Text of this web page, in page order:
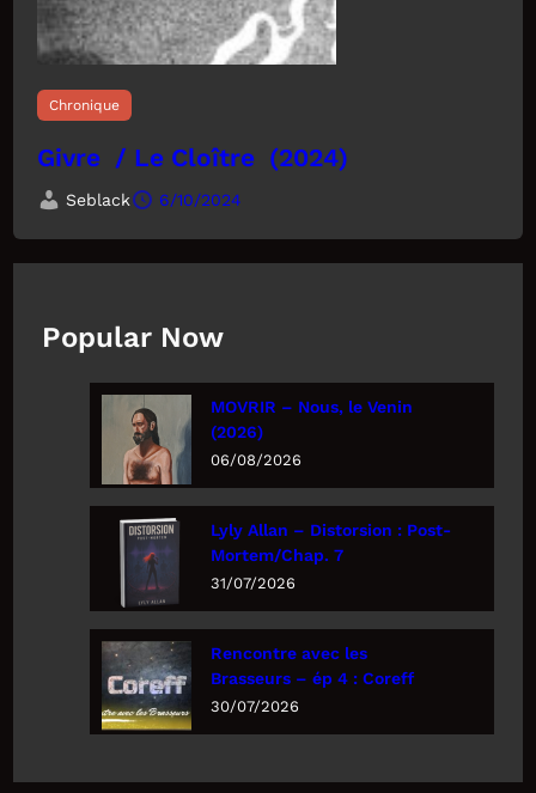
Chronique
Givre / Le Cloître (2024)
Seblack 6/10/2024
Popular Now
MOVRIR – Nous, le Venin
(2026)
06/08/2026
Lyly Allan – Distorsion : Post-
Mortem/Chap. 7
31/07/2026
Rencontre avec les
Brasseurs – ép 4 : Coreff
30/07/2026